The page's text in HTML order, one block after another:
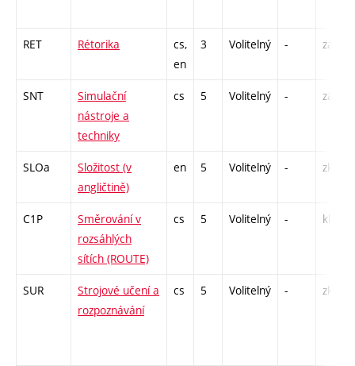
RET Rétorika
cs,
en
3 Volitelný - zá
SNT
Simulační
nástroje a
techniky
cs 5 Volitelný - zá,zk
SLOa
Složitost (v
angličtině)
en 5 Volitelný - zk
C1P
Směrování v
rozsáhlých
sítích (ROUTE)
cs 5 Volitelný - kl
SUR
Strojové učení a
rozpoznávání
cs 5 Volitelný - zk